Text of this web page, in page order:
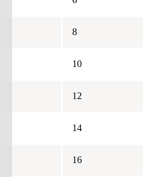
8
10
12
14
16